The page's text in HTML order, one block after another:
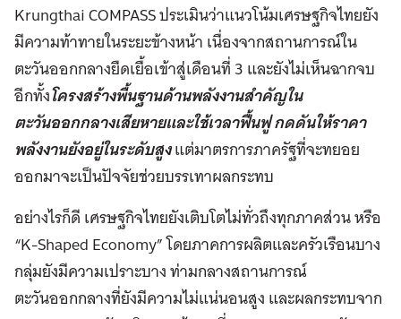
Krungthai COMPASS ประเมินว่าแนวโน้มเศรษฐกิจไทยยัง
มีความท้าทายในระยะข้างหน้า เนื่องจากสถานการณ์ใน
ตะวันออกกลางยืดเยื้อเข้าสู่เดือนที่ 3 และยังไม่เห็นฉากจบ
อีกทั้งโครงสร้างพื้นฐานด้านพลังงานสำคัญใน
ตะวันออกกลางเสียหายและใช้เวลาฟื้นฟู กดดันให้ราคา
พลังงานยังอยู่ในระดับสูงแต่มาตรการภาครัฐที่จะทยอย
ออกมาจะเป็นปัจจัยช่วยบรรเทาผลกระทบ
อย่างไรก็ดี เศรษฐกิจไทยยังเติบโตไม่ทั่วถึงทุกภาคส่วน หรือ
“K-Shaped Economy” โดยภาคการผลิตและครัวเรือนบาง
กลุ่มยังมีความเปราะบาง ท่ามกลางสถานการณ์
ตะวันออกกลางที่ยังมีความไม่แน่นอนสูง และผลกระทบจาก